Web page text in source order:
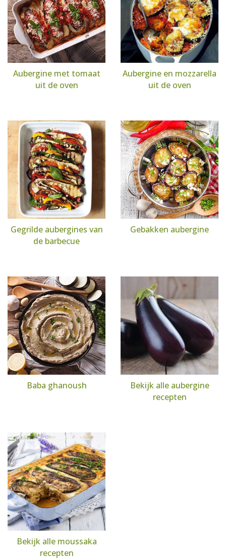
Aubergine met tomaat
uit de oven
Aubergine en mozzarella
uit de oven
Gegrilde aubergines van
de barbecue
Gebakken aubergine
Baba ghanoush
Bekijk alle aubergine
recepten
Bekijk alle moussaka
recepten